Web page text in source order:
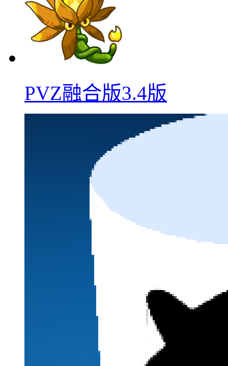
PVZ融合版3.4版